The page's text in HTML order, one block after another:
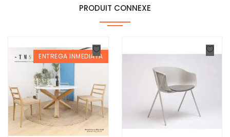
PRODUIT CONNEXE
ENTREGA INMEDIATA